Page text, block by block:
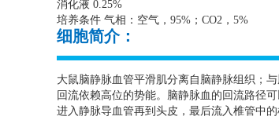
消化液 0.25%
培养条件 气相：空气， 95% ； CO2 ， 5%
细胞简介：
大鼠脑静脉血管平滑肌分离自脑静脉组织；
回流依赖高位的势能。脑静脉血的回流路径
进入静脉导血管再到头皮，最后流入椎管中